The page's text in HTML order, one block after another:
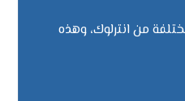
من انترلوك، وهذه